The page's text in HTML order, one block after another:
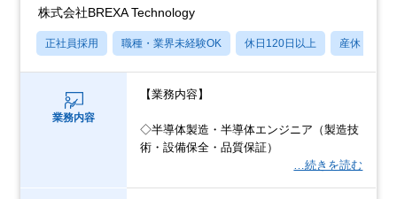
株式会社BREXA Technology
正社員採用 職種・業界未経験OK 休日120日以上 産休・育休
業務内容
【業務内容】
◇半導体製造・半導体エンジニア（製造技
術・設備保全・品質保証）
…続きを読む